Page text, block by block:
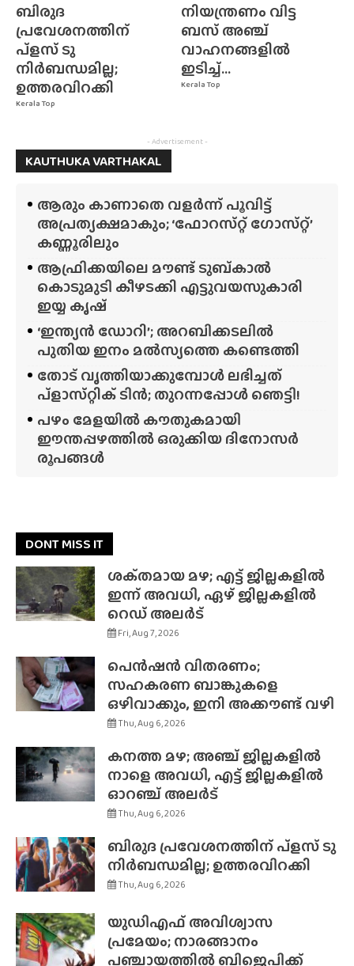
Kerala Top
ബിരുദ
പ്രവേശനത്തിന്
പ്ളസ് ടു
നിർബന്ധമില്ല;
ഉത്തരവിറക്കി
Kerala Top
നിയന്ത്രണം വിട്ട
ബസ് അഞ്ച്
വാഹനങ്ങളിൽ
ഇടിച്ച്...
- Advertisement -
KAUTHUKA VARTHAKAL
ആരും കാണാതെ വളർന്ന് പൂവിട്ട്
അപ്രത്യക്ഷമാകും; ‘ഫോറസ്‌റ്റ്‌ ഗോസ്‌റ്റ്’
കണ്ണൂരിലും
ആഫ്രിക്കയിലെ മൗണ്ട് ടുബ്‌കാൽ
കൊടുമുടി കീഴടക്കി എട്ടുവയസുകാരി
ഇയ്യ കൃഷ്
‘ഇന്ത്യൻ ഡോറി’; അറബിക്കടലിൽ
പുതിയ ഇനം മൽസ്യത്തെ കണ്ടെത്തി
തോട് വൃത്തിയാക്കുമ്പോൾ ലഭിച്ചത്
പ്‌ളാസ്‌റ്റിക് ടിൻ; തുറന്നപ്പോൾ ഞെട്ടി!
പഴം മേളയിൽ കൗതുകമായി
ഈന്തപ്പഴത്തിൽ ഒരുക്കിയ ദിനോസർ
രൂപങ്ങൾ
DONT MISS IT
ശക്‌തമായ മഴ; എട്ട് ജില്ലകളിൽ
ഇന്ന് അവധി, ഏഴ് ജില്ലകളിൽ
റെഡ് അലർട്
Fri, Aug 7, 2026
പെൻഷൻ വിതരണം;
സഹകരണ ബാങ്കുകളെ
ഒഴിവാക്കും, ഇനി അക്കൗണ്ട് വഴി
Thu, Aug 6, 2026
കനത്ത മഴ; അഞ്ച് ജില്ലകളിൽ
നാളെ അവധി, എട്ട് ജില്ലകളിൽ
ഓറഞ്ച് അലർട്
Thu, Aug 6, 2026
ബിരുദ പ്രവേശനത്തിന് പ്ളസ് ടു
നിർബന്ധമില്ല; ഉത്തരവിറക്കി
Thu, Aug 6, 2026
യുഡിഎഫ് അവിശ്വാസ
പ്രമേയം; നാരങ്ങാനം
പഞ്ചായത്തിൽ ബിജെപിക്ക്